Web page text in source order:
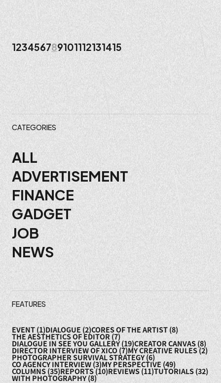
投
ナ
ビ
ゲ
ー
シ
ョ
ン
123456789101112131415
CATEGORIES
ALL
ADVERTISEMENT
FINANCE
GADGET
JOB
NEWS
FEATURES
EVENT (1)DIALOGUE (2)CORES OF THE ARTIST (8)
THE AESTHETICS OF EDITOR (7)
DIALOGUE IN SEE YOU GALLERY (19)CREATOR CANVAS (8)
DIRECTOR INTERVIEW OF XICO (7)MY CREATIVE RULES (2)
PHOTOGRAPHER SURVIVAL STRATEGY (6)
CO AGENCY INTERVIEW (3)MY PERSPECTIVE (49)
COLUMNS (35)REPORTS (10)REVIEWS (11)TUTORIALS (32)
WITH PHOTOGRAPHY (8)